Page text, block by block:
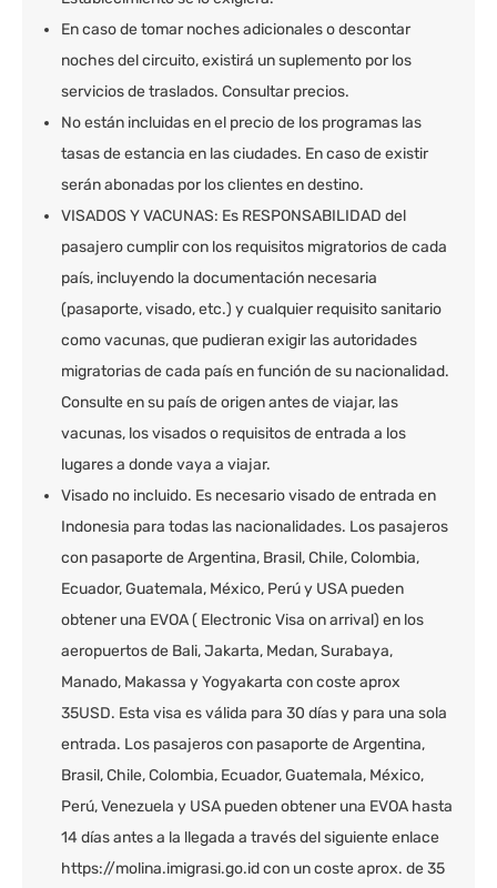
En caso de tomar noches adicionales o descontar
noches del circuito, existirá un suplemento por los
servicios de traslados. Consultar precios.
No están incluidas en el precio de los programas las
tasas de estancia en las ciudades. En caso de existir
serán abonadas por los clientes en destino.
VISADOS Y VACUNAS: Es RESPONSABILIDAD del
pasajero cumplir con los requisitos migratorios de cada
país, incluyendo la documentación necesaria
(pasaporte, visado, etc.) y cualquier requisito sanitario
como vacunas, que pudieran exigir las autoridades
migratorias de cada país en función de su nacionalidad.
Consulte en su país de origen antes de viajar, las
vacunas, los visados o requisitos de entrada a los
lugares a donde vaya a viajar.
Visado no incluido. Es necesario visado de entrada en
Indonesia para todas las nacionalidades. Los pasajeros
con pasaporte de Argentina, Brasil, Chile, Colombia,
Ecuador, Guatemala, México, Perú y USA pueden
obtener una EVOA ( Electronic Visa on arrival) en los
aeropuertos de Bali, Jakarta, Medan, Surabaya,
Manado, Makassa y Yogyakarta con coste aprox
35USD. Esta visa es válida para 30 días y para una sola
entrada. Los pasajeros con pasaporte de Argentina,
Brasil, Chile, Colombia, Ecuador, Guatemala, México,
Perú, Venezuela y USA pueden obtener una EVOA hasta
14 días antes a la llegada a través del siguiente enlace
https://molina.imigrasi.go.id con un coste aprox. de 35